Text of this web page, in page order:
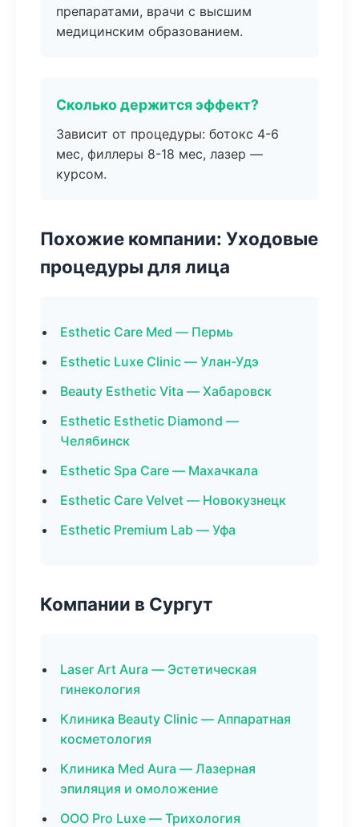
препаратами, врачи с высшим
медицинским образованием.
Сколько держится эффект?
Зависит от процедуры: ботокс 4-6
мес, филлеры 8-18 мес, лазер —
курсом.
Похожие компании: Уходовые
процедуры для лица
Esthetic Care Med — Пермь
Esthetic Luxe Clinic — Улан-Удэ
Beauty Esthetic Vita — Хабаровск
Esthetic Esthetic Diamond —
Челябинск
Esthetic Spa Care — Махачкала
Esthetic Care Velvet — Новокузнецк
Esthetic Premium Lab — Уфа
Компании в Сургут
Laser Art Aura — Эстетическая
гинекология
Клиника Beauty Clinic — Аппаратная
косметология
Клиника Med Aura — Лазерная
эпиляция и омоложение
ООО Pro Luxe — Трихология